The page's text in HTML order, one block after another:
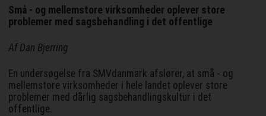
Små - og mellemstore virksomheder oplever store
problemer med sagsbehandling i det offentlige
Af Dan Bjerring
En undersøgelse fra SMVdanmark afslører, at små - og
mellemstore virksomheder i hele landet oplever store
problemer med dårlig sagsbehandlingskultur i det
offentlige.